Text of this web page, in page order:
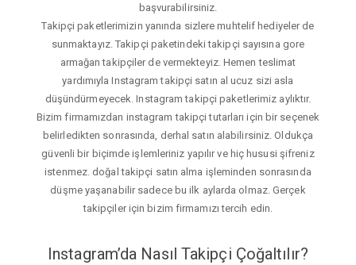
başvurabilirsiniz.
Takipçi paketlerimizin yanında sizlere muhtelif hediyeler de
sunmaktayız. Takipçi paketindeki takipçi sayısına gore
armağan takipçiler de vermekteyiz. Hemen teslimat
yardımıyla Instagram takipçi satın al ucuz sizi asla
düşündürmeyecek. Instagram takipçi paketlerimiz aylıktır.
Bizim firmamızdan instagram takipçi tutarları için bir seçenek
belirledikten sonrasında, derhal satın alabilirsiniz. Oldukça
güvenli bir biçimde işlemleriniz yapılır ve hiç hususi şifreniz
istenmez. doğal takipçi satın alma işleminden sonrasında
düşme yaşanabilir sadece bu ilk aylarda olmaz. Gerçek
takipçiler için bizim firmamızı tercih edin.
Instagram’da Nasıl Takipçi Çoğaltılır?